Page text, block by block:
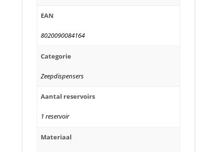
EAN
8020090084164
Categorie
Zeepdispensers
Aantal reservoirs
1 reservoir
Materiaal